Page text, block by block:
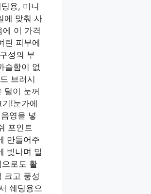
용, 미니
에 맞춰 사
이 가격
린 피부에
성의 부
슬함이 없
브러시
털이 눈꺼
!눈가에
영을 넣
포인트
만들어주
빛나며 밀
로도 활
크고 풍성
쉐딩용으